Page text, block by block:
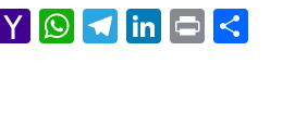
Y W T Li Pr